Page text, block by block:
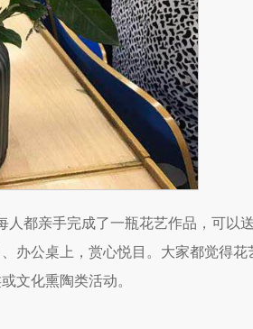
都亲手完成了一瓶花艺作品，可以
办公桌上，赏心悦目。大家都觉得花
文化熏陶类活动。